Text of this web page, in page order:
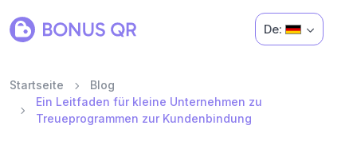
De:
Startseite
Blog
Ein Leitfaden für kleine Unternehmen zu
Treueprogrammen zur Kundenbindung